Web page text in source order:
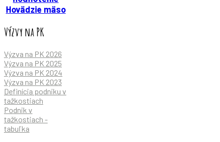
Hovädzie mäso
Výzvy na PK
Výzva na PK 2026
Výzva na PK 2025
Výzva na PK 2024
Výzva na PK 2023
Definícia podniku v
tažkostiach
Podnik v
tažkostiach -
tabuľka